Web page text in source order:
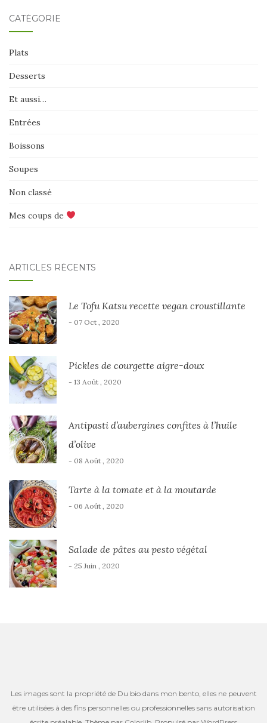
CATÉGORIE
Plats
Desserts
Et aussi…
Entrées
Boissons
Soupes
Non classé
Mes coups de
ARTICLES RÉCENTS
Le Tofu Katsu recette vegan croustillante
- 07 Oct , 2020
Pickles de courgette aigre-doux
- 13 Août , 2020
Antipasti d’aubergines confites à l’huile
d’olive
- 08 Août , 2020
Tarte à la tomate et à la moutarde
- 06 Août , 2020
Salade de pâtes au pesto végétal
- 25 Juin , 2020
Les images sont la propriété de Du bio dans mon bento, elles ne peuvent
être utilisées à des fins personnelles ou professionnelles sans autorisation